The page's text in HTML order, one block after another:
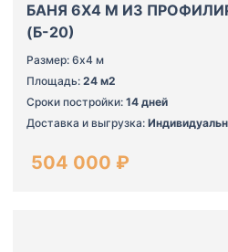
БАНЯ 6Х4 М ИЗ
(Б-20)
Размер: 6х4 м
Площадь: 24 м2
Сроки постройки: 14 дней
Доставка и выгрузка:
504 000 ₽